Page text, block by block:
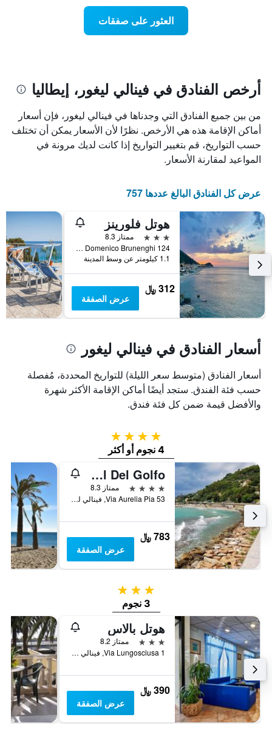
المخطط
1
Y
الذي
يعرض
متوسط
سعر
عطلة
نهاية
هذا
الأسبوع
خلال
آخر
3
أيام
محور
الذي
يعرض
عدد
الأيام
قبل
المخطط
التالي
محور
Y
الذي
يعرض
متوسط
سعر
غرفة
العثور على صفقات
أرخص الفنادق في فينالي ليغور، إيطاليا
من بين جميع الفنادق التي وجدناها في فينالي ليغور، فإن أسعار
أماكن الإقامة هذه هي الأرخص. نظرًا لأن الأسعار يمكن أن تختلف
حسب التواريخ، قم بتغيير التواريخ إذا كانت لديك مرونة في
المواعيد لمقارنة الأسعار.
عرض كل الفنادق البالغ عددها 757
هوتل فلورينز
3 نجوم
ممتاز 8.3
Via Domenico Brunenghi 124, فينالي ليغور, مقاطعة سافونا, إيطاليا
1.1 كيلومتر عن وسط المدينة
312 ﷼
عرض الصفقة
أسعار الفنادق في فينالي ليغور
أسعار الفنادق (متوسط سعر الليلة) للتواريخ المحددة، مُفصلة
حسب فئة الفندق. ستجد أيضًا أماكن الإقامة الأكثر شهرة
والأفضل قيمة ضمن كل فئة فندق.
4 نجوم
4 نجوم أو أكثر
Hotel Del Golfo
4 نجوم
ممتاز 8.3
Via Aurelia Pia 53, فينالي ليغور, مقاطعة سافونا, إيطاليا
783 ﷼
عرض الصفقة
3 نجوم
3 نجوم
هوتل بالاس
3 نجوم
ممتاز 8.2
Via Lungosciusa 1, فينالي ليغور, مقاطعة سافونا, إيطاليا
390 ﷼
عرض الصفقة